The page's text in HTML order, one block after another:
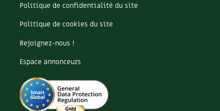
Recette
Récup'
Réparation
Reproduction
Restauration
Rocaille
Ronce (ou mûre de jardin)
Roquette
Politique de confidentialité du site
Politique de cookies du site
Rejoignez-nous !
Espace annonceurs